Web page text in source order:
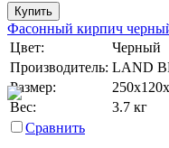
Купить
Фасонный кирпич
Цвет:
Черный
Производитель: LAND
Размер:
Вес:
3.7 кг
Сравнить